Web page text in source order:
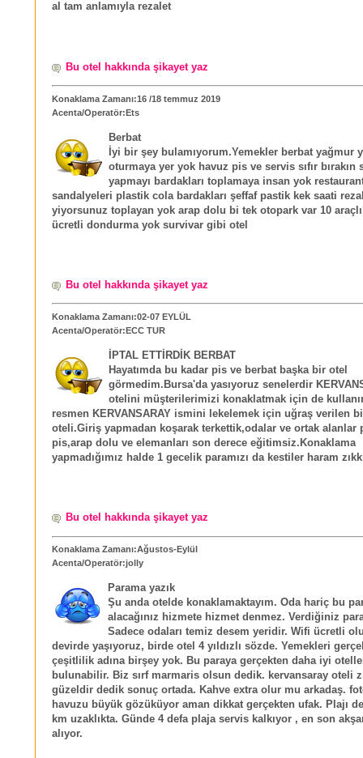
al tam anlamıyla rezalet
Bu otel hakkında şikayet yaz
Konaklama Zamanı:16 /18 temmuz 2019
Acenta/Operatör:Ets
Berbat
İyi bir şey bulamıyorum.Yemekler berbat yağmur
oturmaya yer yok havuz pis ve servis sıfır bırakın
yapmayı bardakları toplamaya insan yok
sandalyeleri plastik cola bardakları şeffaf pastik kek saati
yiyorsunuz toplayan yok arap dolu bi tek otopark var 10
ücretli dondurma yok survivar gibi otel
Bu otel hakkında şikayet yaz
Konaklama Zamanı:02-07 EYLÜL
Acenta/Operatör:ECC TUR
İPTAL ETTİRDİK BERBAT
Hayatımda bu kadar pis ve berbat başka bir otel
görmedim.Bursa'da yasıyoruz senelerdir
otelini müşterilerimizi konaklatmak için de
resmen KERVANSARAY ismini lekelemek için uğraş verilen
oteli.Giriş yapmadan koşarak terkettik,odalar ve ortak alanlar
pis,arap dolu ve elemanları son derece eğitimsiz.Konaklama
yapmadığımız halde 1 gecelik paramızı da kestiler haram
Bu otel hakkında şikayet yaz
Konaklama Zamanı:Ağustos-Eylül
Acenta/Operatör:jolly
Parama yazık
Şu anda otelde konaklamaktayım. Oda hariç bu
alacağınız hizmete hizmet denmez. Verdiğiniz
Sadece odaları temiz desem yeridir. Wifi ücretli
devirde yaşıyoruz, birde otel 4 yıldızlı sözde. Yemekleri
çeşitlilik adına birşey yok. Bu paraya gerçekten daha iyi
bulunabilir. Biz sırf marmaris olsun dedik. kervansaray oteli
güzeldir dedik sonuç ortada. Kahve extra olur mu arkadaş.
havuzu büyük gözüküyor aman dikkat gerçekten ufak. Plajı
km uzaklıkta. Günde 4 defa plaja servis kalkıyor , en son
alıyor.